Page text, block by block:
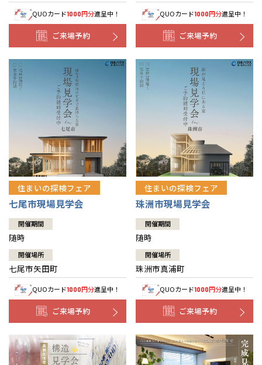
QUOカード1000円分進呈中！
ご来場予約
QUOカード1000円分進呈中！
ご来場予約
住まいの探検フェア
七尾市現場見学会
開催期間
随時
開催場所
七尾市矢田町
QUOカード1000円分進呈中！
ご来場予約
住まいの探検フェア
珠洲市現場見学会
開催期間
随時
開催場所
珠洲市真浦町
QUOカード1000円分進呈中！
ご来場予約